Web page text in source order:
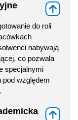
do roli
nabywają
co pozwala
specjalnymi
pod względem